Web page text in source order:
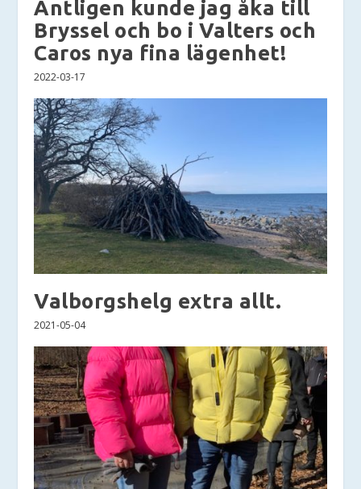
Äntligen kunde jag åka till
Bryssel och bo i Valters och
Caros nya fina lägenhet!
2022-03-17
Valborgshelg extra allt.
2021-05-04